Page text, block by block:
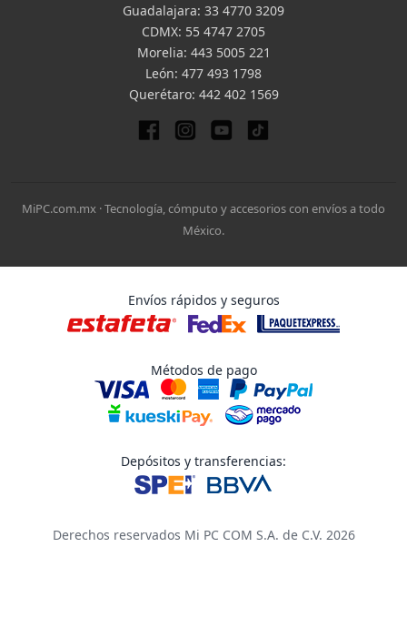
Guadalajara: 33 4770 3209
CDMX: 55 4747 2705
Morelia: 443 5005 221
León: 477 493 1798
Querétaro: 442 402 1569
MiPC.com.mx · Tecnología, cómputo y accesorios con envíos a todo
México.
Envíos rápidos y seguros
Métodos de pago
Depósitos y transferencias:
Derechos reservados Mi PC COM S.A. de C.V. 2026